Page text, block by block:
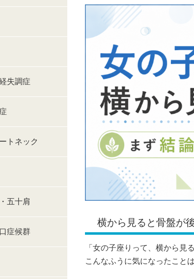
失調症
トネック
五十肩
症候群
横から見ると骨盤が
「女の子座りって、横から
こんなふうに気になったこと